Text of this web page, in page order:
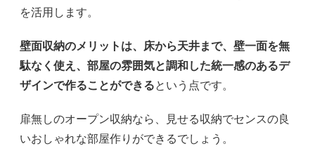
を活用します。
壁面収納のメリットは、床から天井まで、壁一面を無
駄なく使え、部屋の雰囲気と調和した統一感のあるデ
ザインで作ることができるという点です。
扉無しのオープン収納なら、見せる収納でセンスの良
いおしゃれな部屋作りができるでしょう。